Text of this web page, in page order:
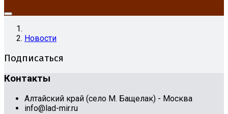
Новости
Подписаться
Контакты
Алтайский край (село М. Бащелак) - Москва
info@lad-mir.ru